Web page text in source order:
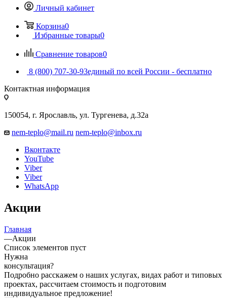
Личный кабинет
Корзина0
Избранные товары0
Сравнение товаров0
8 (800) 707-30-93единый по всей России - бесплатно
Контактная информация
150054, г. Ярославль, ул. Тургенева, д.32а
nem-teplo@mail.ru nem-teplo@inbox.ru
Вконтакте
YouTube
Viber
Viber
WhatsApp
Акции
Главная
—Акции
Список элементов пуст
Нужна
консультация?
Подробно расскажем о наших услугах, видах работ и типовых
проектах, рассчитаем стоимость и подготовим
индивидуальное предложение!